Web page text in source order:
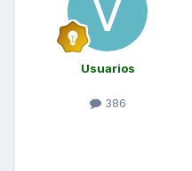
Usuarios
386